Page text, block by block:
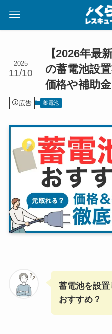
【2026年最
の蓄電池設
価格や補助
2025
11/10
広告 蓄電池
蓄電池を設
おすすめ？